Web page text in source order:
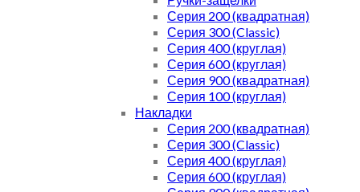
Серия 200 (квадратная)
Серия 300 (Classic)
Серия 400 (круглая)
Серия 600 (круглая)
Серия 900 (квадратная)
Серия 100 (круглая)
Накладки
Серия 200 (квадратная)
Серия 300 (Classic)
Серия 400 (круглая)
Серия 600 (круглая)